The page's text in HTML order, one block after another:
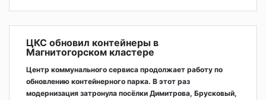
ЦКС обновил контейнеры в
Магнитогорском кластере
Центр коммунального сервиса продолжает работу по
обновлению контейнерного парка. В этот раз
модернизация затронула посёлки Димитрова, Брусковый,